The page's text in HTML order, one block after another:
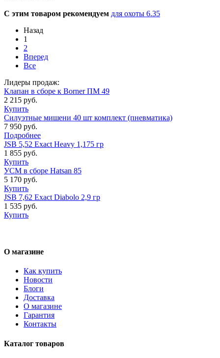
С этим товаром рекомендуем для охоты 6.35
Назад
1
2
Вперед
Все
Лидеры продаж:
Клапан в сборе к Borner ПМ 49
2 215 руб.
Купить
Силуэтные мишени 40 шт комплект (пневматика)
7 950 руб.
Подробнее
JSB 5,52 Exact Heavy 1,175 гр
1 855 руб.
Купить
УСМ в сборе Hatsan 85
5 170 руб.
Купить
JSB 7,62 Exact Diabolo 2,9 гр
1 535 руб.
Купить
О магазине
Как купить
Новости
Блоги
Доставка
О магазине
Гарантия
Контакты
Каталог товаров